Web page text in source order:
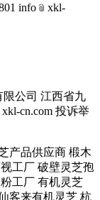
info﹫xkl-
公司 江西省九
cn.com 投诉举
产品供应商 椴木
工厂 破壁灵芝孢
工厂 有机灵芝
客来有机灵芝 杭